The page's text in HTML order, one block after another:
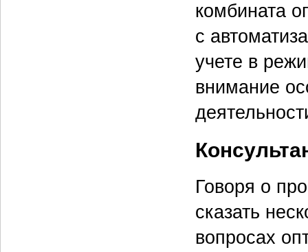
комбината
с
учете в
внимание
Говоря о
сказать
вопросах